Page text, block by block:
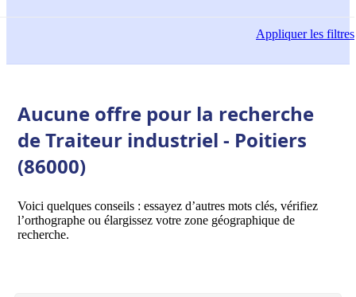
Appliquerles filtres
Aucune offre pour la recherche
de Traiteur industriel - Poitiers
(86000)
Voici quelques conseils : essayez d’autres mots clés, vérifiez
l’orthographe ou élargissez votre zone géographique de
recherche.